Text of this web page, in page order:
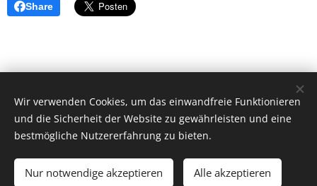
Share
© 2018 Freiwillige Feuerwehr Herzogsdorf, Hauptstraße 23,
4175 Herzogsdorf.
ff-herzogsdorf@gmx.at|instagram.com/ff_herzogsdorf
Unterstützt vonWebnode Cookies
Wir verwenden Cookies, um das einwandfreie Funktionieren
und die Sicherheit der Website zu gewährleisten und eine
bestmögliche Nutzererfahrung zu bieten.
Nur notwendige akzeptieren Alle akzeptieren